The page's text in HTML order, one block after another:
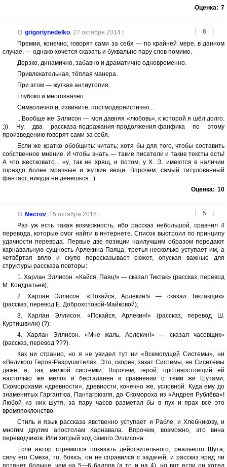
Оценка: 7
[ 6 ]
grigoriynedelko, 27 октября 2014 г.
Премии, конечно, говорят сами за себя — по крайней мере, в данном
случае, — однако хочется сказать и буквально пару слов помимо.
Дерзко, динамично, забавно и драматично одновременно.
Привлекательная, тёплая манера.
При этом — жуткая антиутопия.
Глубоко и многозначно.
Символично и, извините, постмодернистично...
...Вообще же Эллисон — моя давняя «любовь», к которой я шёл долго.
:)) Ну, два рассказа-подражания-продолжения-фанфика по этому
произведению говорят сами за себя.
Если же кратко обобщить: читать; хотя бы для того, чтобы составить
собственное мнение. И чтобы знать — такие писатели и такие тексты есть!
А что жестковато... ну, так не хрящ, и потом, у Х. Э. имеются в наличии
гораздо более мрачные и жуткие вещи. Впрочем, самый титулованный
фантаст, никуда не денешься. :)
Оценка: 10
[ 5 ]
Necrov, 15 октября 2016 г.
Раз уж есть такая возможность, ибо рассказ небольшой, сравнил 4
перевода, которые смог найти в интернете. Список выстроил по принципу
удачности перевода. Первые две позиции наилучшим образом передают
карнавальную сущность Арлекина-Паяца, третья несколько уступает им, а
четвёртая вяло и скупо пересказывает сюжет, опуская важные для
структуры рассказа повторы:
1. Харлан Эллисон. «Кайся, Паяц!» — сказал Тиктак» (рассказ, перевод
М. Кондратьев);
2. Харлан Эллисон. «Покайся, Арлекин!» — сказал Тиктакщик»
(рассказ, перевод Е. Доброхотовой-Майковой);
3. Харлан Эллисон. «Покайся, Арлекин!» (рассказ, перевод Ш.
Куртишвили) (?);
4. Харлан Эллисон. «Мне жаль, Арлекин!» — сказал часовщик»
(рассказ, перевод ???).
Как ни странно, но я не увидел тут ни «Всемогущей Системы», ни
«Великого Героя-Разрушителя». Это, скорее, закат Системы, не Сисетемы
даже, а, так, мелкой системки. Впрочем, герой, противостоящий ей
настолько же мелок и бесталанен в сравнении с теми же Шутами,
Скоморохами «древности», древности, конечно же, условной. Куда ему до
знаменитых Гаргантюа, Пантагрюэля, до Скомороха из «Андрея Рублёва»!
Любой из них шутя, за пару часов разметал бы в пух и прах всё это
времяпоклонство.
Стиль и язык рассказа явственно уступает и Рабле, и Хлебникову, и
многим другим апостолам Карнавала. Впрочем, возможно, это вина
переводчиков. Или хитрый ход самого Эллисона.
Если автор стремился показать действительного, реального Шута,
силу его Смеха, то, боюсь, он не справился с задачей, и рассказ вряд ли
потянет больше, чем на 5—6 баллов (а то и на 4), но вот если он хотел